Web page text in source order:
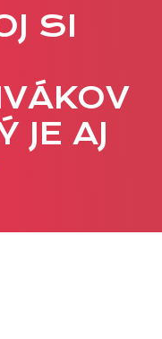
SI
JE AJ